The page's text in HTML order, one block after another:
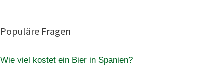
Populäre Fragen
Wie viel kostet ein Bier in Spanien?